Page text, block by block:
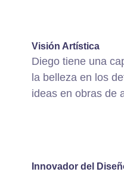
Visión Artística
Diego tiene una
la belleza en los
ideas en obras de
Innovador del